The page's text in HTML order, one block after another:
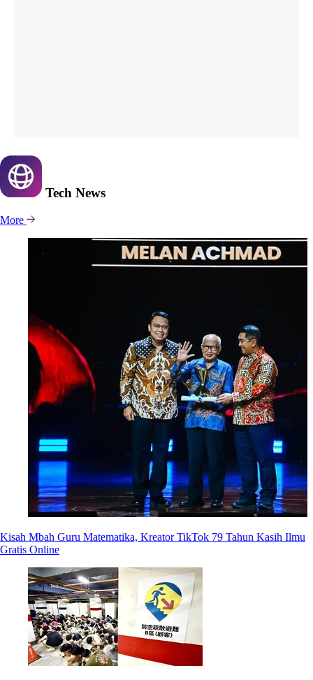
Tech News
More
Kisah Mbah Guru Matematika, Kreator TikTok 79 Tahun Kasih Ilmu
Gratis Online